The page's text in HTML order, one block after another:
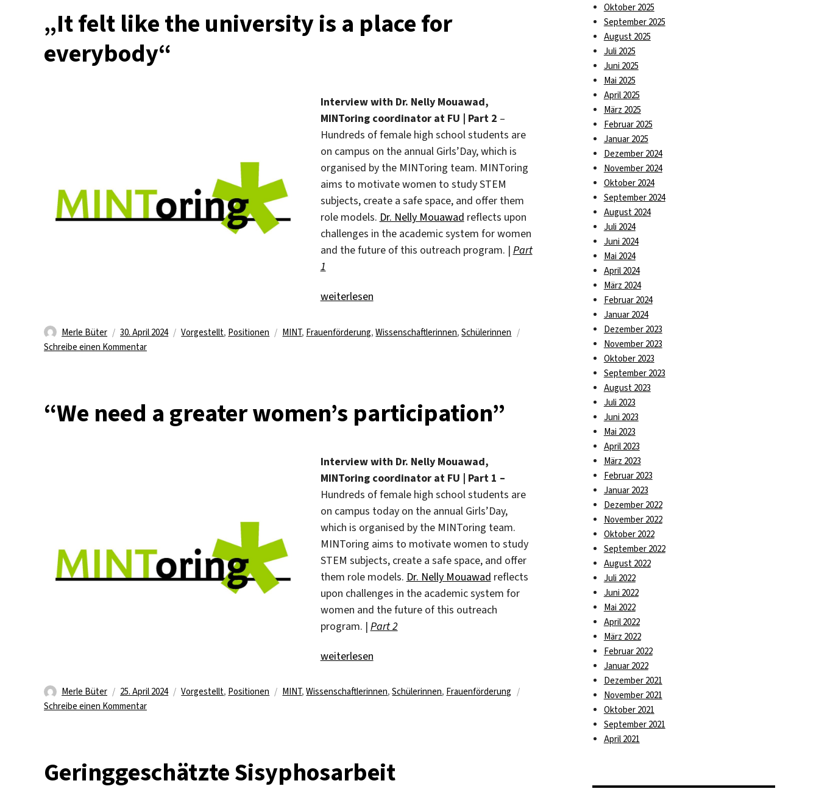
fürsorgliche
Arbeitgeberin“
„It felt like the university is a place for
everybody“
Interview with Dr. Nelly Mouawad,
MINToring coordinator at FU | Part 2 –
Hundreds of female high school students are
on campus on the annual Girls’Day, which is
organised by the MINToring team. MINToring
aims to motivate women to study STEM
subjects, create a safe space, and offer them
role models. Dr. Nelly Mouawad reflects upon
challenges in the academic system for women
and the future of this outreach program. | Part
1
„„It felt like the university is a place for everybody““
weiterlesen
Autor
Merle Büter
Veröffentlicht
am
30. April 2024 Kategorien
Vorgestellt, Positionen Schlagwörter
MINT, Frauenförderung,Wissenschaftlerinnen,Schülerinnen
Schreibe einen Kommentarzu
university
“We need a greater women’s participation”
Interview with Dr. Nelly Mouawad,
MINToring coordinator at FU | Part 1 –
Hundreds of female high school students are
on campus today on the annual Girls’Day,
which is organised by the MINToring team.
MINToring aims to motivate women to study
STEM subjects, create a safe space, and offer
them role models. Dr. Nelly Mouawad reflects
upon challenges in the academic system for
women and the future of this outreach
program. | Part 2
„“We need a greater women’s participation”“
weiterlesen
Autor
Merle Büter
Veröffentlicht
am
25. April 2024 Kategorien
Vorgestellt, Positionen Schlagwörter
MINT,Wissenschaftlerinnen,Schülerinnen, Frauenförderung
Schreibe einen Kommentarzu
greater
women’s
Geringgeschätzte Sisyphosarbeit
Oktober 2025
September 2025
August 2025
Juli 2025
Juni 2025
Mai 2025
April 2025
März 2025
Februar 2025
Januar 2025
Dezember 2024
November 2024
Oktober 2024
September 2024
August 2024
Juli 2024
Juni 2024
Mai 2024
April 2024
März 2024
Februar 2024
Januar 2024
Dezember 2023
November 2023
Oktober 2023
September 2023
August 2023
Juli 2023
Juni 2023
Mai 2023
April 2023
März 2023
Februar 2023
Januar 2023
Dezember 2022
November 2022
Oktober 2022
September 2022
August 2022
Juli 2022
Juni 2022
Mai 2022
April 2022
März 2022
Februar 2022
Januar 2022
Dezember 2021
November 2021
Oktober 2021
September 2021
April 2021